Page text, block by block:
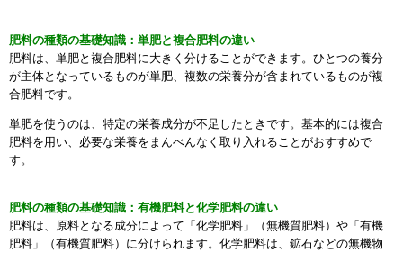
肥料の種類の基礎知識：単肥と複合肥料の違い
肥料は、単肥と複合肥料に大きく分けることができます。ひとつの養分
が主体となっているものが単肥、複数の栄養分が含まれているものが複
合肥料です。
単肥を使うのは、特定の栄養成分が不足したときです。基本的には複合
肥料を用い、必要な栄養をまんべんなく取り入れることがおすすめで
す。
肥料の種類の基礎知識：有機肥料と化学肥料の違い
肥料は、原料となる成分によって「化学肥料」（無機質肥料）や「有機
肥料」（有機質肥料）に分けられます。化学肥料は、鉱石などの無機物